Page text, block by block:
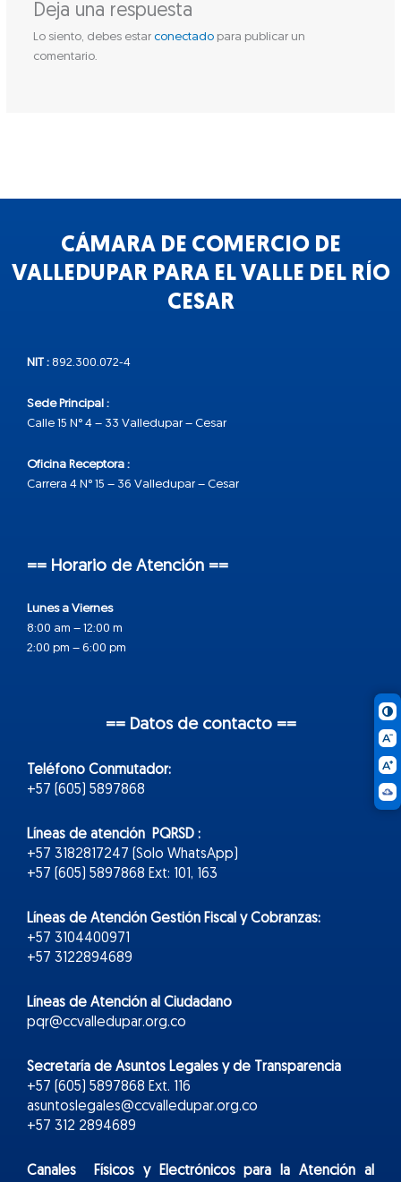
Deja una respuesta
Lo siento, debes estar conectadopara publicar un
comentario.
CÁMARA DE COMERCIO DE
VALLEDUPAR PARA EL VALLE DEL RÍO
CESAR
NIT : 892.300.072-4
Sede Principal :
Calle 15 N° 4 – 33 Valledupar – Cesar
Oficina Receptora :
Carrera 4 N° 15 – 36 Valledupar – Cesar
== Horario de Atención ==
Lunes a Viernes
8:00 am – 12:00 m
2:00 pm – 6:00 pm
== Datos de contacto ==
Teléfono Conmutador:
+57 (605) 5897868
Líneas de atención PQRSD :
+57 3182817247 (Solo WhatsApp)
+57 (605) 5897868 Ext: 101, 163
Líneas de Atención Gestión Fiscal y Cobranzas:
+57 3104400971
+57 3122894689
Líneas de Atención al Ciudadano
pqr@ccvalledupar.org.co
Secretaría de Asuntos Legales y de Transparencia
+57 (605) 5897868 Ext. 116
asuntoslegales@ccvalledupar.org.co
+57 312 2894689
Canales Físicos yElectrónicospara la Atención al